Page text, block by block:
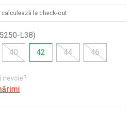
la check-out
L38)
40 42 44 46
nevoie?